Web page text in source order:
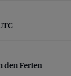
Ferien
den Ferien